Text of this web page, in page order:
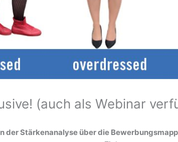
(auch als Webinar
der Stärkenanalyse über die